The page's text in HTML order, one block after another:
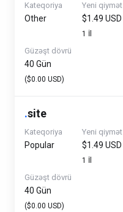
Kateqoriya
Other
Yeni qiymət
$1.49 USD
1 İl
Güzəşt dövrü
40 Gün
($0.00 USD)
.site
Kateqoriya
Popular
Yeni qiymət
$1.49 USD
1 İl
Güzəşt dövrü
40 Gün
($0.00 USD)